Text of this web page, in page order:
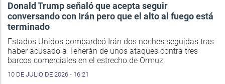
Donald Trump señaló que acepta seguir
conversando con Irán pero que el alto al fuego está
terminado
Estados Unidos bombardeó Irán dos noches seguidas tras
haber acusado a Teherán de unos ataques contra tres
barcos comerciales en el estrecho de Ormuz.
10 DE JULIO DE 2026 - 16:21